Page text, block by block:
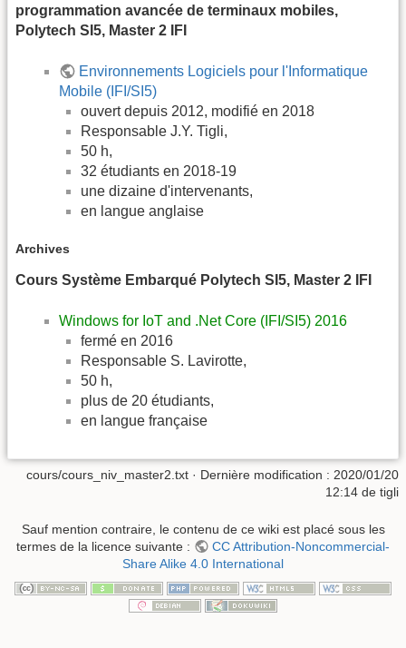
programmation avancée de terminaux mobiles,
Polytech SI5, Master 2 IFI
Environnements Logiciels pour l'Informatique
Mobile (IFI/SI5)
ouvert depuis 2012, modifié en 2018
Responsable J.Y. Tigli,
50 h,
32 étudiants en 2018-19
une dizaine d'intervenants,
en langue anglaise
Archives
Cours Système Embarqué Polytech SI5, Master 2 IFI
Windows for IoT and .Net Core (IFI/SI5) 2016
fermé en 2016
Responsable S. Lavirotte,
50 h,
plus de 20 étudiants,
en langue française
cours/cours_niv_master2.txt · Dernière modification : 2020/01/20
12:14 de tigli
Sauf mention contraire, le contenu de ce wiki est placé sous les
termes de la licence suivante :
CC Attribution-Noncommercial-
Share Alike 4.0 International